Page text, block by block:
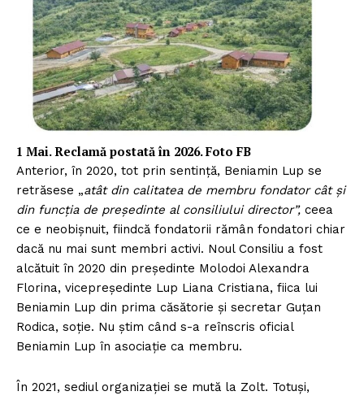
1 Mai. Reclamă postată în 2026. Foto FB
Anterior, în 2020, tot prin sentință, Beniamin Lup se
retrăsese „atât din calitatea de membru fondator cât și
din funcția de președinte al consiliului director”, ceea
ce e neobișnuit, fiindcă fondatorii rămân fondatori chiar
dacă nu mai sunt membri activi. Noul Consiliu a fost
alcătuit în 2020 din președinte Molodoi Alexandra
Florina, vicepreședinte Lup Liana Cristiana, fiica lui
Beniamin Lup din prima căsătorie și secretar Guțan
Rodica, soție. Nu știm când s-a reînscris oficial
Beniamin Lup în asociație ca membru.
În 2021, sediul organizației se mută la Zolt. Totuși,